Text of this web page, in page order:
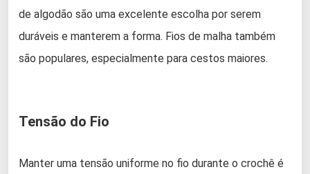
de algodão são uma excelente escolha por serem
duráveis e manterem a forma. Fios de malha também
são populares, especialmente para cestos maiores.
Tensão do Fio
Manter uma tensão uniforme no fio durante o crochê é